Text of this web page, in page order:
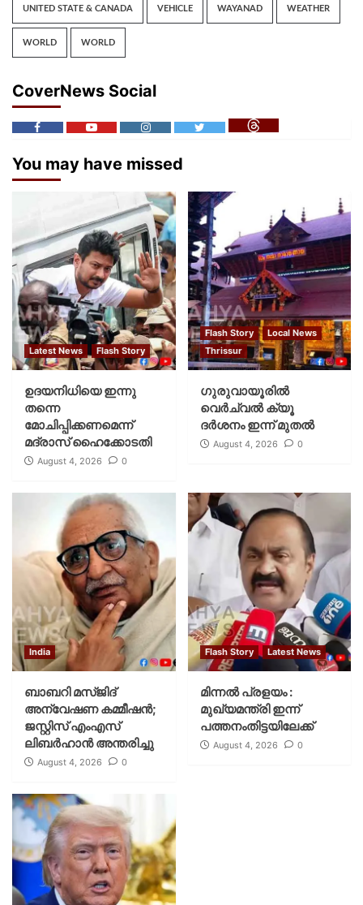
UNITED STATE & CANADA VEHICLE WAYANAD WEATHER
WORLD WORLD
CoverNews Social
You may have missed
Latest News Flash Story
ഉദയനിധിയെ ഇന്നു
തന്നെ
മോചിപ്പിക്കണമെന്ന്
മദ്രാസ് ഹൈക്കോടതി
August 4, 2026 0
Flash Story
Local News
Thrissur
ഗുരുവായൂരില്‍
വെര്‍ച്വല്‍ ക്യൂ
ദര്‍ശനം ഇന്ന് മുതല്‍
August 4, 2026 0
India
ബാബറി മസ്ജിദ്
അന്വേഷണ കമ്മീഷന്‍;
ജസ്റ്റിസ് എംഎസ്
ലിബര്‍ഹാന്‍ അന്തരിച്ചു
August 4, 2026 0
Flash Story Latest News
മിന്നല്‍ പ്രളയം :
മുഖ്യമന്ത്രി ഇന്ന്
പത്തനംതിട്ടയിലേക്ക്
August 4, 2026 0